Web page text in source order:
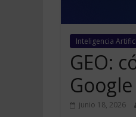
Inteligencia
GEO:
Google
junio 18, 2026